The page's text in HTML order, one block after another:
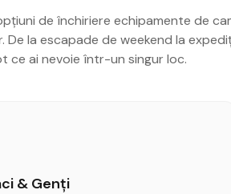
de închiriere echipamente de
De la escapade de weekend la
ce ai nevoie într-un singur loc.
& Genți